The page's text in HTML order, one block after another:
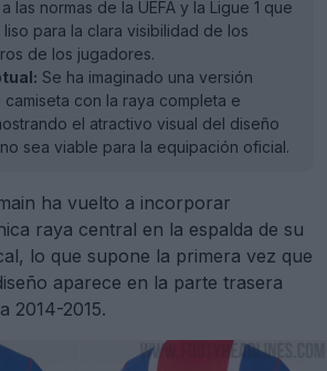
las normas de la UEFA y la Ligue 1 que
para la clara visibilidad de los
de los jugadores.
Se ha imaginado una versión
con la raya completa e
el atractivo visual del diseño
sea viable para la equipación oficial.
ha vuelto a incorporar
raya central en la espalda de su
lo que supone la primera vez que
aparece en la parte trasera
2014-2015.